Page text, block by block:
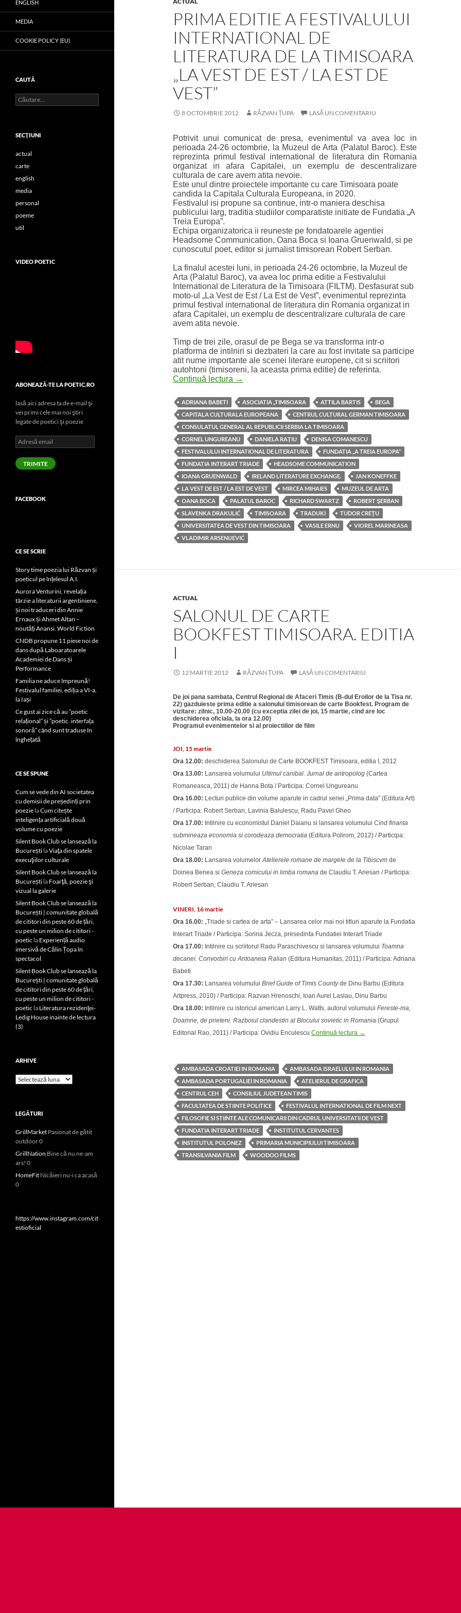
PRIMA EDITIE A FESTIVALULUI
INTERNATIONAL DE
LITERATURA DE LA TIMISOARA
„LA VEST DE EST / LA EST DE
VEST”
8 OCTOMBRIE 2012 RĂZVAN ȚUPA LASĂ UN COMENTARIU
Potrivit unui comunicat de presa, evenimentul va avea loc in
perioada 24-26 octombrie, la Muzeul de Arta (Palatul Baroc). Este
reprezinta primul festival international de literatura din Romania
organizat in afara Capitalei, un exemplu de descentralizare
culturala de care avem atita nevoie.
Este unul dintre proiectele importante cu care Timisoara poate
candida la Capitala Culturala Europeana, in 2020.
Festivalul isi propune sa continue, intr-o maniera deschisa
publicului larg, traditia studiilor comparatiste initiate de Fundatia „A
Treia Europa”.
Echipa organizatorica ii reuneste pe fondatoarele agentiei
Headsome Communication, Oana Boca si Ioana Gruenwald, si pe
cunoscutul poet, editor si jurnalist timisorean Robert Serban.
La finalul acestei luni, in perioada 24-26 octombrie, la Muzeul de
Arta (Palatul Baroc), va avea loc prima editie a Festivalului
International de Literatura de la Timisoara (FILTM). Desfasurat sub
moto-ul „La Vest de Est / La Est de Vest”, evenimentul reprezinta
primul festival international de literatura din Romania organizat in
afara Capitalei, un exemplu de descentralizare culturala de care
avem atita nevoie.
Timp de trei zile, orasul de pe Bega se va transforma intr-o
platforma de intilniri si dezbateri la care au fost invitate sa participe
atit nume importante ale scenei literare europene, cit si scriitori
autohtoni (timisoreni, la aceasta prima editie) de referinta.
Continuă lectura Prima editie a Festivalului International de Literatura de la
→
ADRIANA BABETI ASOCIATIA „TIMISOARA ATTILA BARTIS
BEGA
CAPITALA CULTURALA EUROPEANA
CENTRUL CULTURAL GERMAN TIMISOARA
CONSULATUL GENERAL AL REPUBLICII SERBIA LA TIMISOARA
CORNEL UNGUREANU
DANIELA RAŢIU
DENISA COMANESCU
FESTIVALULUI INTERNATIONAL DE LITERATURA
FUNDATIA „A TREIA EUROPA”
FUNDATIA INTERART TRIADE
HEADSOME COMMUNICATION
IOANA GRUENWALD
IRELAND LITERATURE EXCHANGE.
JAN KONEFFKE
LA VEST DE EST / LA EST DE VEST
MIRCEA MIHAIES
MUZEUL DE ARTA
OANA BOCA
PALATUL BAROC RICHARD SWARTZ
ROBERT ŞERBAN
SLAVENKA DRAKULIĆ
TIMISOARA TRADUKI
TUDOR CREŢU
UNIVERSITATEA DE VEST DIN TIMISOARA
VASILE ERNU
VIOREL MARINEASA
VLADIMIR ARSENIJEVIĆ
ACTUAL
SALONUL DE CARTE
BOOKFEST TIMISOARA. EDITIA
I
12 MARTIE 2012 RĂZVAN ȚUPA LASĂ UN COMENTARIU
De joi pana sambata, Centrul Regional de Afaceri Timis (B-dul Eroilor de la Tisa nr.
22) gazduieste prima editie a salonului timisorean de carte Bookfest. Program de
vizitare: zilnic, 10.00-20.00 (cu exceptia zilei de joi, 15 martie, cind are loc
deschiderea oficiala, la ora 12.00)
Programul evenimentelor si al proiectiilor de film
JOI, 15 martie
Ora 12.00: deschiderea Salonului de Carte BOOKFEST Timisoara, editia I, 2012
Ora 13.00: Lansarea volumului Ultimul canibal. Jurnal de antropolog (Cartea
Romaneasca, 2011) de Hanna Bota / Participa: Cornel Ungureanu
Ora 16.00: Lecturi publice din volume aparute in cadrul seriei „Prima data” (Editura Art)
/ Participa: Robert Serban, Lavinia Balulescu, Radu Pavel Gheo
Ora 17.00: Intilnire cu economistul Daniel Daianu si lansarea volumului Cind finanta
submineaza economia si corodeaza democratia (Editura Polirom, 2012) / Participa:
Nicolae Taran
Ora 18.00: Lansarea volumelorAtelierele romane de margele de la Tibiscvm de
Doinea Benea si Geneza comicului in limba romana de Claudiu T. Ariesan / Participa:
Robert Serban, Claudiu T. Ariesan
VINERI, 16 martie
Ora 16.00: „Triade si cartea de arta” – Lansarea celor mai noi titluri aparute la Fundatia
Interart Triade / Participa: Sorina Jecza, presedinta Fundatiei Interart Triade
Ora 17.00: Intilnire cu scriitorul Radu Paraschivescu si lansarea volumului Toamna
decanei. Convorbiri cu Antoaneta Ralian (Editura Humanitas, 2011) / Participa: Adriana
Babeti
Ora 17.30: Lansarea volumului Brief Guide of Timis Countyde Dinu Barbu (Editura
Artpress, 2010) / Participa: Razvan Hrenoschi, Ioan Aurel Laslau, Dinu Barbu
Ora 18.00: Intilnire cu istoricul american Larry L. Watts, autorul volumului Fereste-ma,
Doamne, de prieteni. Razboiul clandestin al Blocului sovietic in Romania (Grupul
Editorial Rao, 2011) / Participa: Ovidiu Enculescu Continuă lectura →
AMBASADA CROATIEI IN ROMANIA
AMBASADA ISRAELULUI IN ROMANIA
AMBASADA PORTUGALIEI IN ROMANIA
ATELIERUL DE GRAFICA
CENTRUL CEH
CONSILIUL JUDETEAN TIMIS
FACULTATEA DE STIINTE POLITICE
FESTIVALUL INTERNATIONAL DE FILM NEXT
FILOSOFIE SI STIINTE ALE COMUNICARII DIN CADRUL UNIVERSITATII DE VEST
FUNDATIA INTERART TRIADE
INSTITUTUL CERVANTES
INSTITUTUL POLONEZ
PRIMARIA MUNICIPIULUI TIMISOARA
TRANSILVANIA FILM
WOODOO FILMS
ENGLISH
MEDIA
COOKIE POLICY (EU)
CAUTĂ
Caută
după:
SECŢIUNI
actual
carte
english
media
personal
poeme
util
VIDEO POETIC
ABONEAZĂ-TE LA POETIC.RO
lasă aici adresa ta de e-mail şi
vei primi cele mai noi ştiri
legate de poetici şi poezie
Adresă
email
TRIMITE
FACEBOOK
CE SE SCRIE
Story time poezia lui Răzvan și
poeticul pe înțelesul A.I.
Aurora Venturini, revelația
târzie a literaturii argentiniene,
și noi traduceri din Annie
Ernaux și Ahmet Altan –
noutăți Anansi. World Fiction
CNDB propune 11 piese noi de
dans după Laboaratoarele
Academiei de Dans și
Performance
Familia ne aduce împreună!
Festivalul familiei, ediția a VI-a,
la Iași
Ce gust ai zice că au ”poetic
relațional” și ”poetic. interfața
sonoră” când sunt traduse în
înghețată
CE SE SPUNE
Cum se vede din AI societatea
cu demisii de președinți prin
poezie laCum citește
inteligența artificială două
volume cu poezie
Silent Book Club se lansează la
București laViaţa din spatele
execuţiilor culturale
Silent Book Club se lansează la
București la Foarţă, poezie şi
vizual la galerie
Silent Book Club se lansează la
București | comunitate globală
de cititori din peste 60 de țări,
cu peste un milion de cititori -
poetic la Experiență audio
imersivă de Călin Țopa în
spectacol
Silent Book Club se lansează la
București | comunitate globală
de cititori din peste 60 de țări,
cu peste un milion de cititori -
poetic la Literatura rezidenţei-
Ledig House inainte de lectura
(3)
ARHIVE
Arhive
LEGĂTURI
GrillMarket Pasionat de gătit
outdoor 0
GrillNation Bine că nu ne-am
ars! 0
HomeFit Nicăieri nu-i ca acasă
0
https://www.instagram.com/cit
estioficial